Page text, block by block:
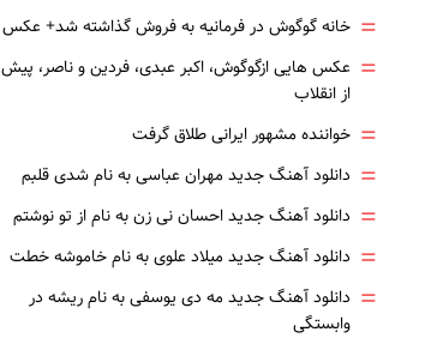
= خانه گوگوش در فرمانیه به فروش گذاشته شد+ عکس
= عکس هایی ازگوگوش، اکبر عبدی، فردین و ناصر، پیش
از انقلاب
= خواننده مشهور ایرانی طلاق گرفت
= دانلود آهنگ جدید مهران عباسی به نام شدی قلبم
= دانلود آهنگ جدید احسان نی زن به نام از تو نوشتم
= دانلود آهنگ جدید میلاد علوی به نام خاموشه خطت
= دانلود آهنگ جدید مه دی یوسفی به نام ریشه در
وابستگی